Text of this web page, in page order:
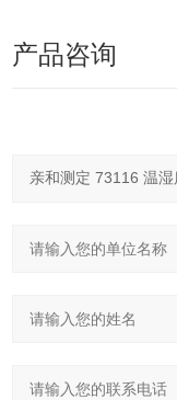
产品咨询